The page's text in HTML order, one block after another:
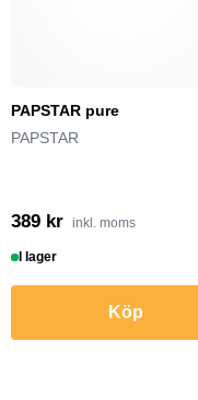
PAPSTAR pure
PAPSTAR
389 kr inkl. moms
I lager
Köp